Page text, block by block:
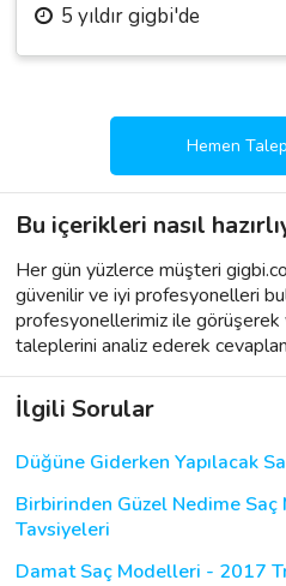
5 yıldır gigbi'de
Hemen
Bu içerikleri nasıl
Her gün yüzlerce müşteri
güvenilir ve iyi profesyonelleri
profesyonellerimiz ile
taleplerini analiz ederek
İlgili Sorular
Düğüne Giderken Yapılacak
Birbirinden Güzel Nedime
Tavsiyeleri
Damat Saç Modelleri - 2017